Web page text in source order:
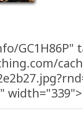
GC1H86P"
width="339">